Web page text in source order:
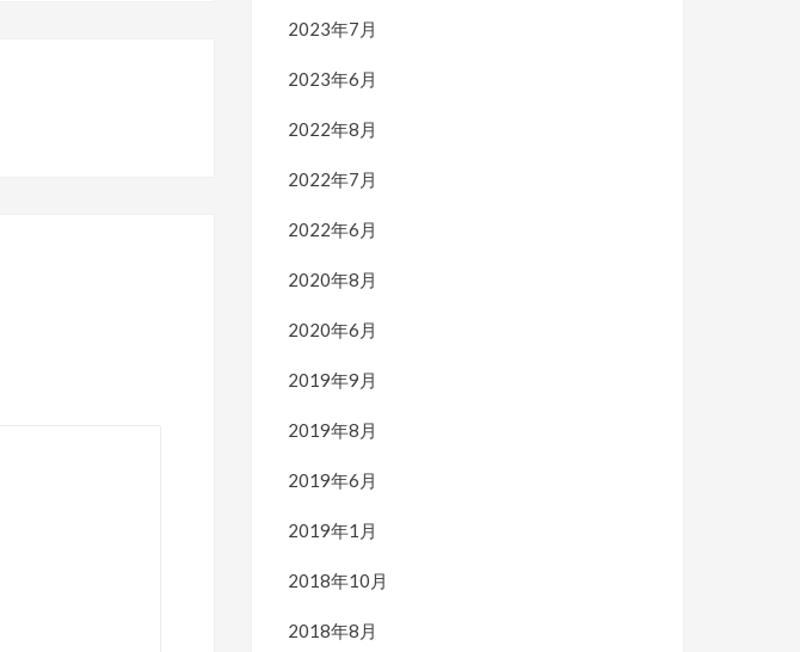
2023年7月
2023年6月
2022年8月
2022年7月
2022年6月
2020年8月
2020年6月
2019年9月
2019年8月
2019年6月
2019年1月
2018年10月
2018年8月